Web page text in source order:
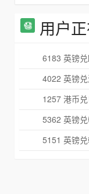
用户
6183 英镑
4022 英镑
1257 港币
5362 英镑
5151 英镑